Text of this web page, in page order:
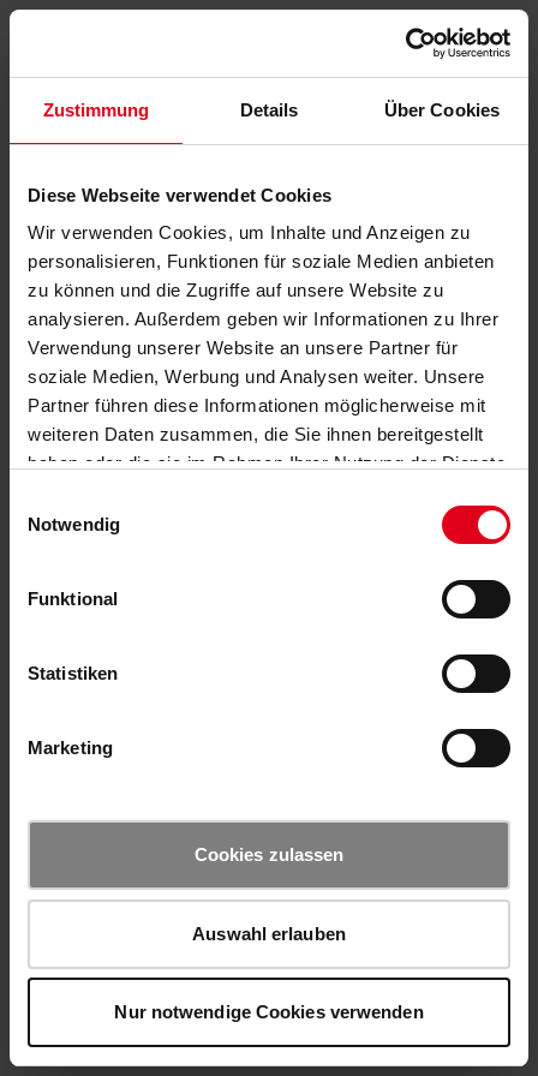
Zustimmung Details Über Cookies
Diese Webseite verwendet Cookies
Wir verwenden Cookies, um Inhalte und Anzeigen zu
personalisieren, Funktionen für soziale Medien anbieten
zu können und die Zugriffe auf unsere Website zu
analysieren. Außerdem geben wir Informationen zu Ihrer
Verwendung unserer Website an unsere Partner für
soziale Medien, Werbung und Analysen weiter. Unsere
Partner führen diese Informationen möglicherweise mit
weiteren Daten zusammen, die Sie ihnen bereitgestellt
haben oder die sie im Rahmen Ihrer Nutzung der Dienste
Notwendig
Funktional
Statistiken
Marketing
Cookies zulassen
Auswahl erlauben
Nur notwendige Cookies verwenden